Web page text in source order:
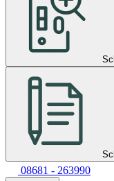
08681 - 263990